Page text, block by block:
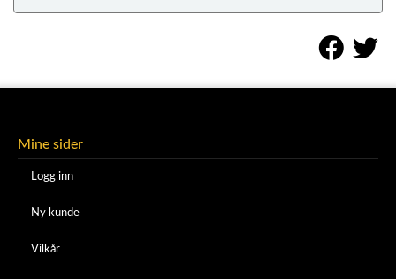
Mine sider
Logg inn
Ny kunde
Vilkår